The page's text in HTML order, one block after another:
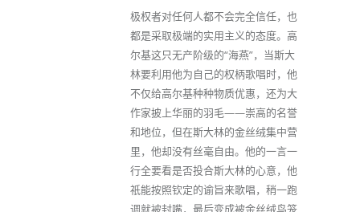
极权者对任何人都不会完全信任，也
都是采取极端的实用主义的态度。高
尔基这只无产阶级的“海燕”，当斯大
林要利用他为自己的权柄歌唱时，他
不仅给高尔基种种物质优惠，还为大
作家披上华丽的羽毛——崇高的名誉
和地位，但在斯大林的金丝绒集中营
里，他却没有丝毫自由。他的一言一
行全要看是否投合斯大林的心意，他
祇能按照钦定的谕旨来歌唱，稍一跑
调就被封嘴，最后变成被金丝绒鸟笼